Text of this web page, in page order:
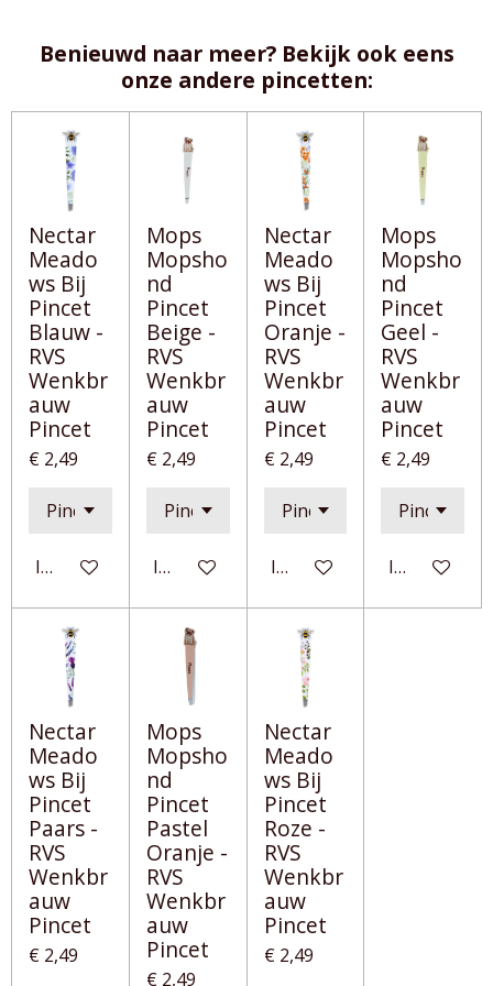
n
e
n
Benieuwd naar meer? Bekijk ook eens
onze andere pincetten:
Nectar
Meado
ws Bij
Pincet
Blauw -
RVS
Wenkbr
auw
Pincet
€ 2,49
In winkelwagen
Mops
Mopsho
nd
Pincet
Beige -
RVS
Wenkbr
auw
Pincet
€ 2,49
In winkelwagen
Nectar
Meado
ws Bij
Pincet
Oranje -
RVS
Wenkbr
auw
Pincet
€ 2,49
In winkelwagen
Mops
Mopsho
nd
Pincet
Geel -
RVS
Wenkbr
auw
Pincet
€ 2,49
In
Nectar
Meado
ws Bij
Pincet
Paars -
RVS
Wenkbr
auw
Pincet
€ 2,49
Mops
Mopsho
nd
Pincet
Pastel
Oranje -
RVS
Wenkbr
auw
Pincet
€ 2,49
Nectar
Meado
ws Bij
Pincet
Roze -
RVS
Wenkbr
auw
Pincet
€ 2,49